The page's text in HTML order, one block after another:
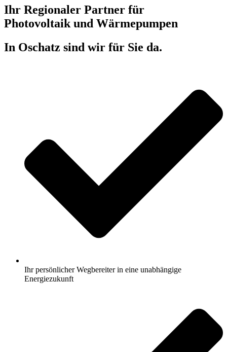
Ihr Regionaler Partner für
Photovoltaik und Wärmepumpen
In Oschatz sind wir für Sie da.
Ihr persönlicher Wegbereiter in eine unabhängige
Energiezukunft